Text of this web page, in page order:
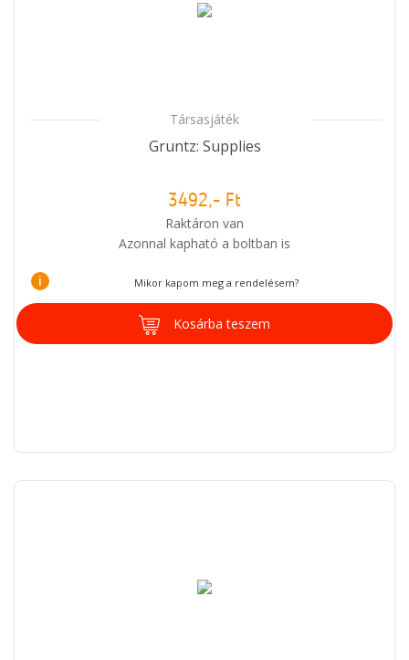
Társasjáték
Gruntz: Supplies
3492,- Ft
Raktáron van
Azonnal kapható a boltban is
i Mikor kapom meg a rendelésem?
Kosárba teszem